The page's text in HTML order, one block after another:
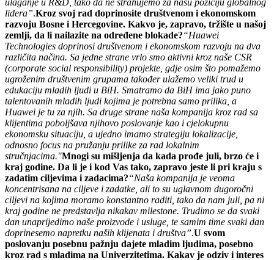
ulaganje u R&D, tako da ne strahujemo za našu poziciju globalnog
lidera”.Kroz svoj rad doprinosite društvenom i ekonomskom
razvoju Bosne i Hercegovine. Kakvo je, zapravo, tržište u našoj
zemlji, da li nailazite na određene blokade?“Huawei
Technologies doprinosi društvenom i ekonomskom razvoju na dva
različita načina. Sa jedne strane vrlo smo aktivni kroz naše CSR
(corporate social responsibility) projekte, gdje osim što pomažemo
ugroženim društvenim grupama također ulažemo veliki trud u
edukaciju mladih ljudi u BiH. Smatramo da BiH ima jako puno
talentovanih mladih ljudi kojima je potrebna samo prilika, a
Huawei je tu za njih. Sa druge strane naša kompanija kroz rad sa
klijentima poboljšava njihovo poslovanje kao i cjelokupnu
ekonomsku situaciju, a ujedno imamo strategiju lokalizacije,
odnosno focus na pružanju prilike za rad lokalnim
stručnjacima."Mnogi su mišljenja da kada prođe juli, brzo će i
kraj godine. Da li je i kod Vas tako, zapravo jeste li pri kraju s
zadatim ciljevima i zadacima?“Naša kompanija je veoma
koncentrisana na ciljeve i zadatke, ali to su uglavnom dugoročni
ciljevi na kojima moramo konstantno raditi, tako da nam juli, pa ni
kraj godine ne predstavlja nikakav milestone. Trudimo se da svaki
dan unaprijedimo naše proizvode i usluge, te samim time svaki dan
doprinesemo napretku naših klijenata i društva”.U svom
poslovanju posebnu pažnju dajete mladim ljudima, posebno
kroz rad s mladima na Univerzitetima. Kakav je odziv i interes